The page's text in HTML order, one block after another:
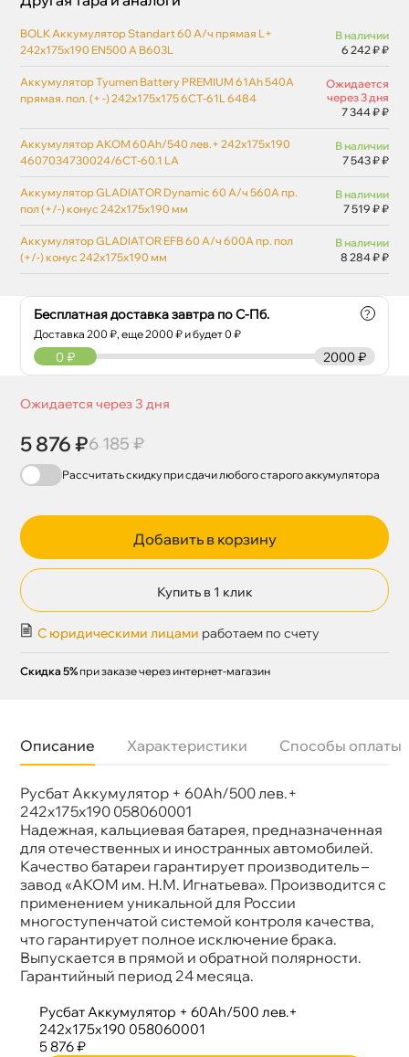
Бесплатная доставка завтра по С-Пб.
Доставка200 ₽, еще2000 ₽ и будет 0 ₽
?
2000 ₽
0 ₽
Ожидается через 3 дня
5 876 ₽6 185 ₽
Рассчитать скидку при сдачилюбогостарого аккумулятора
Добавить в корзину
Купить в 1 клик
С юридическими лицами работаем по счету
Скидка 5% при заказе через интернет-магазин
BOLK Аккумулятор Standart 60 А/ч прямая L+
242x175x190 EN500 А B603L
наличии
6 242 ₽ ₽
Аккумулятор Tyumen Battery PREMIUM 61Ah 540A
прямая. пол. (+ -) 242х175х175 6СТ-61L 6484
Ожидается
через 3 дня
7 344 ₽ ₽
Аккумулятор АКОМ 60Ah/540 лев.+ 242x175x190
4607034730024/6CT-60.1 LA
наличии
7 543 ₽ ₽
Аккумулятор GLADIATOR Dynamic 60 А/ч 560А пр.
пол (+/-) конус 242x175x190 мм
наличии
7 519 ₽ ₽
Аккумулятор GLADIATOR EFB 60 А/ч 600А пр. пол
(+/-) конус 242x175x190 мм
наличии
8 284 ₽ ₽
Описание Характеристики Способы оплаты
Русбат Аккумулятор + 60Ah/500 лев.+
242x175x190 058060001
Надежная, кальциевая батарея, предназначенная
для отечественных и иностранных автомобилей.
Качество батареи гарантирует производитель –
завод «АКОМ им. Н.М. Игнатьева». Производится с
применением уникальной для России
многоступенчатой системой контроля качества,
что гарантирует полное исключение брака.
ыпускается в прямой и обратной полярности.
Гарантийный период 24 месяца.
Бренд
Русбат
Артикул
058060001
Напряжение
12V
Полярность
Прямая (плюс слева)
Размер
аккумулятора
242x175x190
Емкость А/ч
60
прокрутки
Тип клемм Обычные
Русбат Аккумулятор + 60Ah/500 лев.+
242x175x190 058060001
5 876 ₽